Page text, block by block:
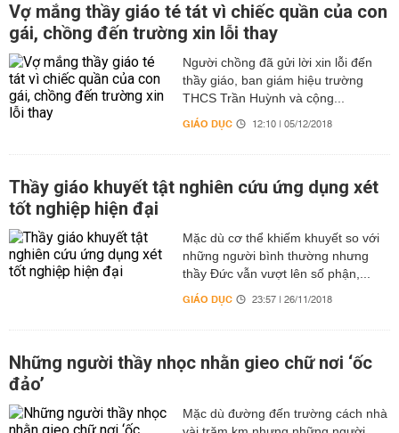
Vợ mắng thầy giáo té tát vì chiếc quần của con
gái, chồng đến trường xin lỗi thay
Người chồng đã gửi lời xin lỗi đến
thầy giáo, ban giám hiệu trường
THCS Trần Huỳnh và cộng...
GIÁO DỤC 12:10 | 05/12/2018
Thầy giáo khuyết tật nghiên cứu ứng dụng xét
tốt nghiệp hiện đại
Mặc dù cơ thể khiếm khuyết so với
những người bình thường nhưng
thầy Đức vẫn vượt lên số phận,...
GIÁO DỤC 23:57 | 26/11/2018
Những người thầy nhọc nhằn gieo chữ nơi ‘ốc
đảo’
Mặc dù đường đến trường cách nhà